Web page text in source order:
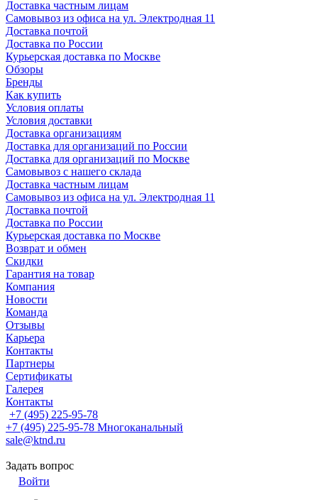
Доставка частным лицам
Самовывоз из офиса на ул. Электродная 11
Доставка почтой
Доставка по России
Курьерская доставка по Москве
Обзоры
Бренды
Как купить
Условия оплаты
Условия доставки
Доставка организациям
Доставка для организаций по России
Доставка для организаций по Москве
Самовывоз с нашего склада
Доставка частным лицам
Самовывоз из офиса на ул. Электродная 11
Доставка почтой
Доставка по России
Курьерская доставка по Москве
Возврат и обмен
Скидки
Гарантия на товар
Компания
Новости
Команда
Отзывы
Карьера
Контакты
Партнеры
Сертификаты
Галерея
Контакты
+7 (495) 225-95-78
+7 (495) 225-95-78 Многоканальный
sale@ktnd.ru
Задать вопрос
Войти